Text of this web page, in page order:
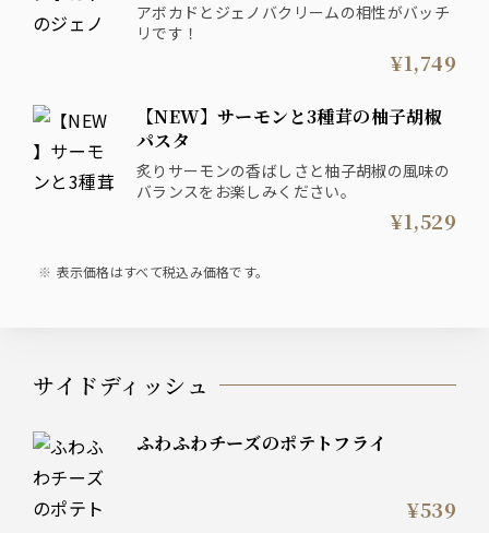
アボカドとジェノバクリームの相性がバッチ
リです！
¥1,749
【NEW】サーモンと3種茸の柚子胡椒
パスタ
炙りサーモンの香ばしさと柚子胡椒の風味の
バランスをお楽しみください。
¥1,529
表示価格はすべて税込み価格です。
サイドディッシュ
ふわふわチーズのポテトフライ
¥539